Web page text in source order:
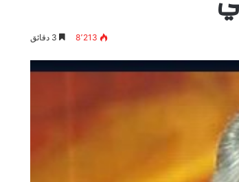
8٬213